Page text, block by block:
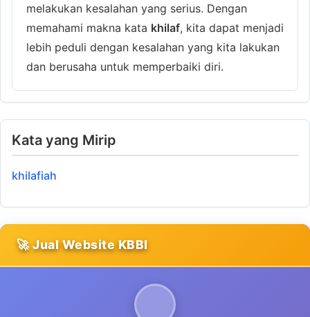
melakukan kesalahan yang serius. Dengan
memahami makna kata khilaf, kita dapat menjadi
lebih peduli dengan kesalahan yang kita lakukan
dan berusaha untuk memperbaiki diri.
Kata yang Mirip
khilafiah
🚀 Jual Website KBBI